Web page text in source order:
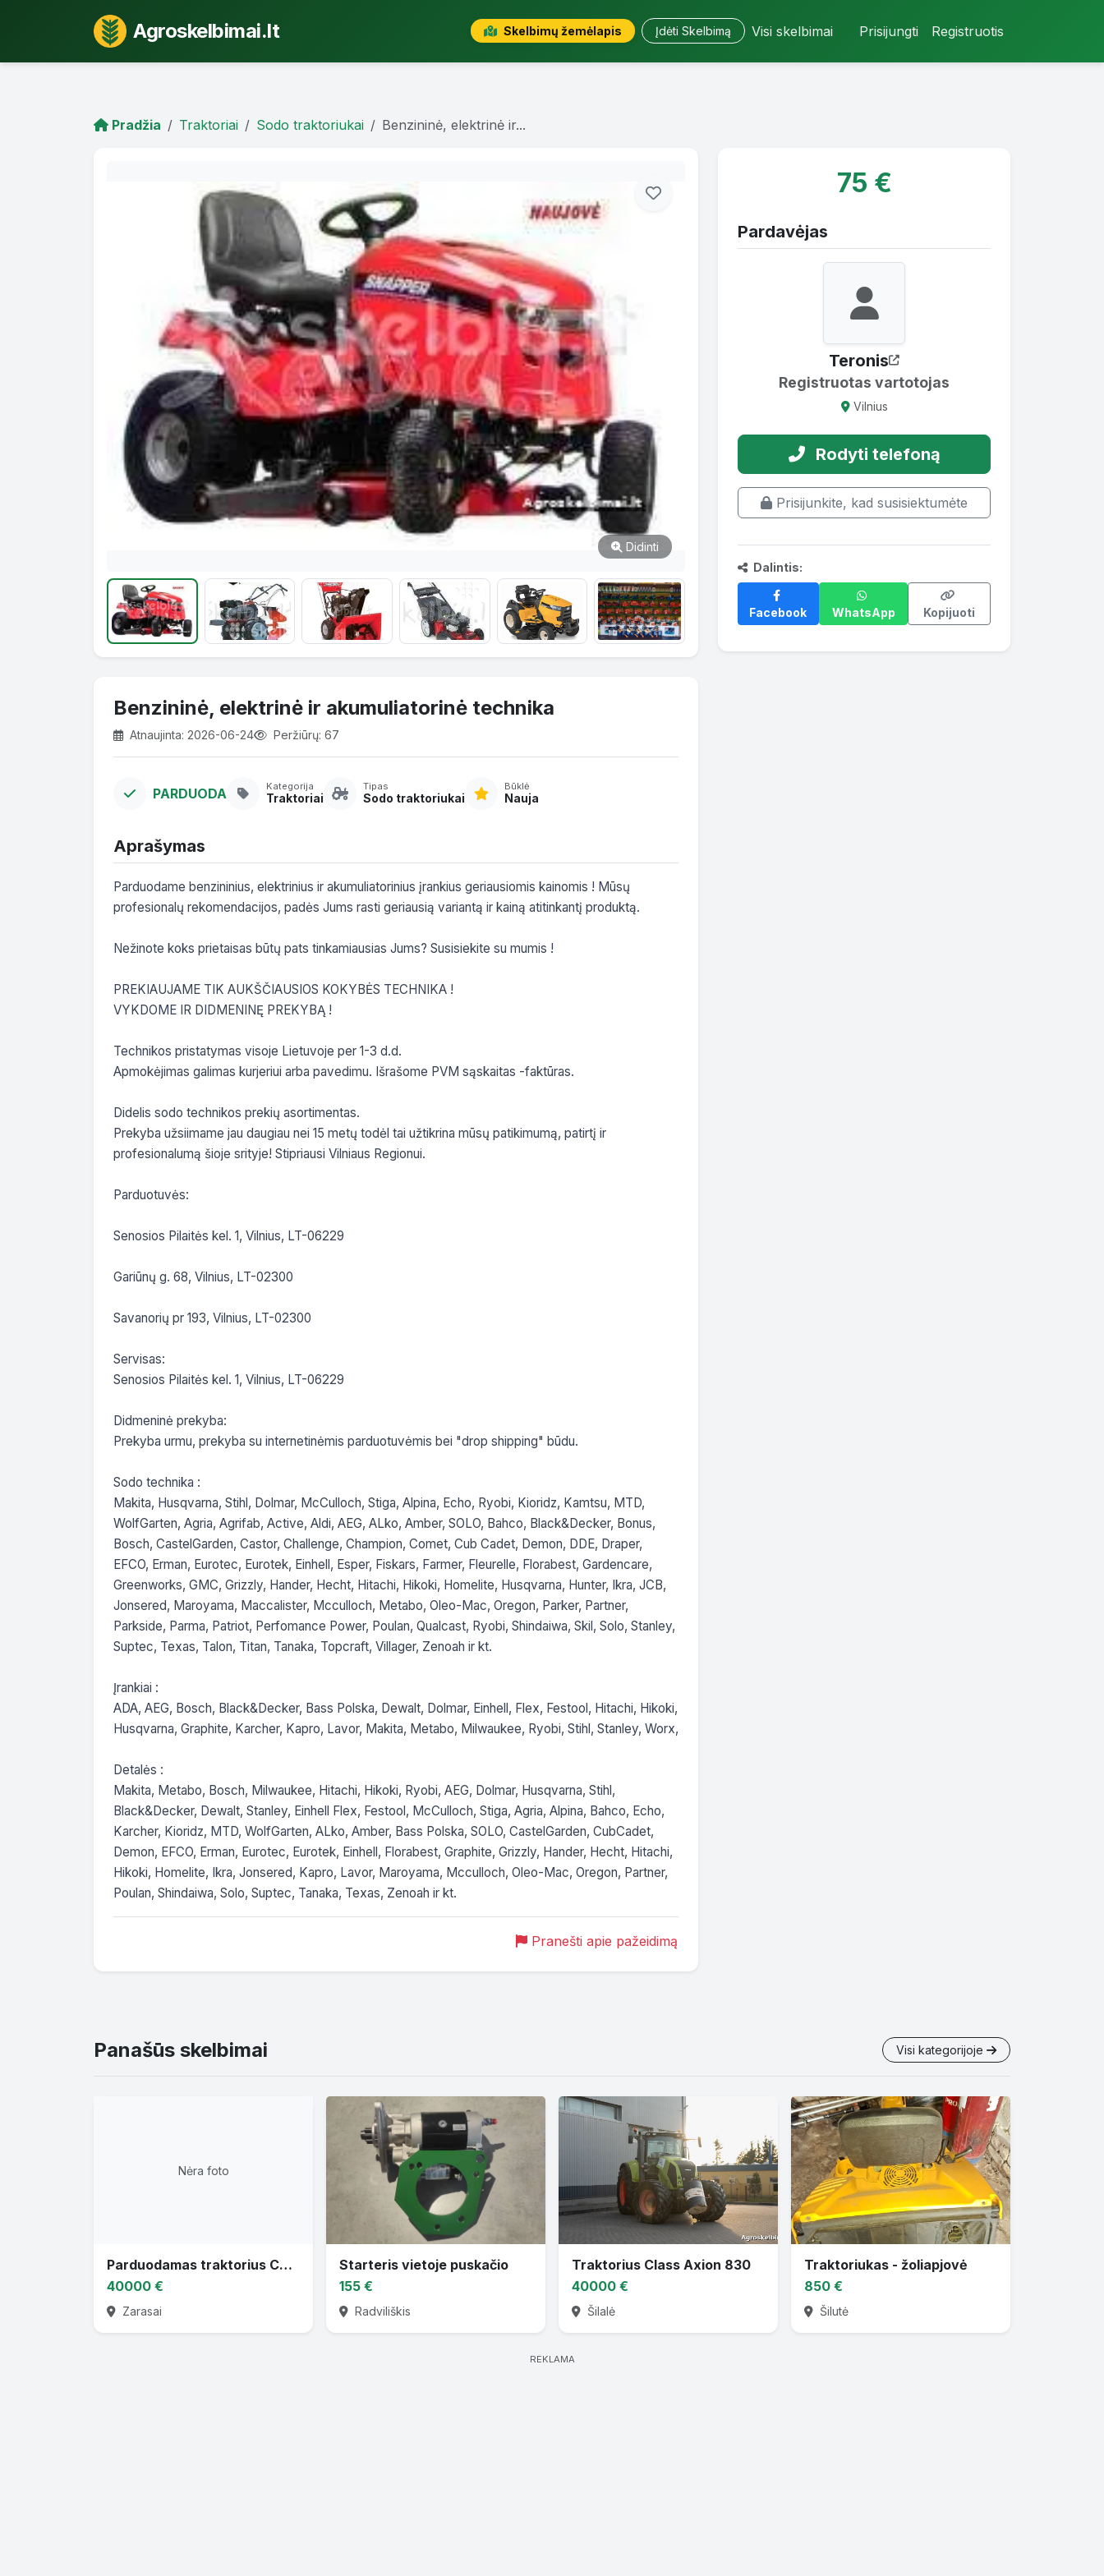
Agroskelbimai.lt Skelbimų žemėlapis Įdėti Skelbimą Visi skelbimai Prisijungti Registruotis
Pradžia Traktoriai Sodo traktoriukai Benzininė, elektrinė ir...
Didinti
Benzininė, elektrinė ir akumuliatorinė technika
Atnaujinta: 2026-06-24 Peržiūrų: 67
PARDUODA Kategorija
Traktoriai
Tipas
Sodo traktoriukai
Būklė
Nauja
Aprašymas
Parduodame benzininius, elektrinius ir akumuliatorinius įrankius geriausiomis kainomis ! Mūsų
profesionalų rekomendacijos, padės Jums rasti geriausią variantą ir kainą atitinkantį produktą.
Nežinote koks prietaisas būtų pats tinkamiausias Jums? Susisiekite su mumis !
PREKIAUJAME TIK AUKŠČIAUSIOS KOKYBĖS TECHNIKA !
VYKDOME IR DIDMENINĘ PREKYBĄ !
Technikos pristatymas visoje Lietuvoje per 1-3 d.d.
Apmokėjimas galimas kurjeriui arba pavedimu. Išrašome PVM sąskaitas -faktūras.
Didelis sodo technikos prekių asortimentas.
Prekyba užsiimame jau daugiau nei 15 metų todėl tai užtikrina mūsų patikimumą, patirtį ir
profesionalumą šioje srityje! Stipriausi Vilniaus Regionui.
Parduotuvės:
Senosios Pilaitės kel. 1, Vilnius, LT-06229
Gariūnų g. 68, Vilnius, LT-02300
Savanorių pr 193, Vilnius, LT-02300
Servisas:
Senosios Pilaitės kel. 1, Vilnius, LT-06229
Didmeninė prekyba:
Prekyba urmu, prekyba su internetinėmis parduotuvėmis bei "drop shipping" būdu.
Sodo technika :
Makita, Husqvarna, Stihl, Dolmar, McCulloch, Stiga, Alpina, Echo, Ryobi, Kioridz, Kamtsu, MTD,
WolfGarten, Agria, Agrifab, Active, Aldi, AEG, ALko, Amber, SOLO, Bahco, Black&Decker, Bonus,
Bosch, CastelGarden, Castor, Challenge, Champion, Comet, Cub Cadet, Demon, DDE, Draper,
EFCO, Erman, Eurotec, Eurotek, Einhell, Esper, Fiskars, Farmer, Fleurelle, Florabest, Gardencare,
Greenworks, GMC, Grizzly, Hander, Hecht, Hitachi, Hikoki, Homelite, Husqvarna, Hunter, Ikra, JCB,
Jonsered, Maroyama, Maccalister, Mcculloch, Metabo, Oleo-Mac, Oregon, Parker, Partner,
Parkside, Parma, Patriot, Perfomance Power, Poulan, Qualcast, Ryobi, Shindaiwa, Skil, Solo, Stanley,
Suptec, Texas, Talon, Titan, Tanaka, Topcraft, Villager, Zenoah ir kt.
Įrankiai :
ADA, AEG, Bosch, Black&Decker, Bass Polska, Dewalt, Dolmar, Einhell, Flex, Festool, Hitachi, Hikoki,
Husqvarna, Graphite, Karcher, Kapro, Lavor, Makita, Metabo, Milwaukee, Ryobi, Stihl, Stanley, Worx,
Detalės :
Makita, Metabo, Bosch, Milwaukee, Hitachi, Hikoki, Ryobi, AEG, Dolmar, Husqvarna, Stihl,
Black&Decker, Dewalt, Stanley, Einhell Flex, Festool, McCulloch, Stiga, Agria, Alpina, Bahco, Echo,
Karcher, Kioridz, MTD, WolfGarten, ALko, Amber, Bass Polska, SOLO, CastelGarden, CubCadet,
Demon, EFCO, Erman, Eurotec, Eurotek, Einhell, Florabest, Graphite, Grizzly, Hander, Hecht, Hitachi,
Hikoki, Homelite, Ikra, Jonsered, Kapro, Lavor, Maroyama, Mcculloch, Oleo-Mac, Oregon, Partner,
Poulan, Shindaiwa, Solo, Suptec, Tanaka, Texas, Zenoah ir kt.
Pranešti apie pažeidimą
75 €
Pardavėjas
Teronis
Registruotas vartotojas
Vilnius
Rodyti telefoną
Prisijunkite, kad susisiektumėte
Dalintis:
Facebook WhatsApp Kopijuoti
Panašūs skelbimai Visi kategorijoje
Nėra foto
Parduodamas traktorius CASE PUMA 130
40000 €
Zarasai
Starteris vietoje puskačio
155 €
Radviliškis
Traktorius Class Axion 830
40000 €
Šilalė
Traktoriukas - žoliapjovė
850 €
Šilutė
REKLAMA